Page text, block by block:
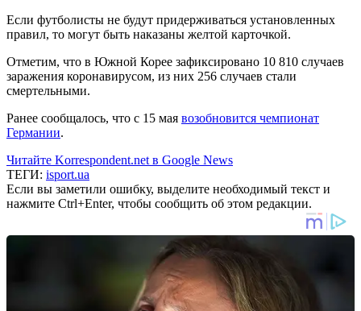
Если футболисты не будут придерживаться установленных
правил, то могут быть наказаны желтой карточкой.
Отметим, что в Южной Корее зафиксировано 10 810 случаев
заражения коронавирусом, из них 256 случаев стали
смертельными.
Ранее сообщалось, что с 15 мая возобновится чемпионат
Германии.
Читайте Korrespondent.net в Google News
ТЕГИ: isport.ua
Если вы заметили ошибку, выделите необходимый текст и
нажмите Ctrl+Enter, чтобы сообщить об этом редакции.